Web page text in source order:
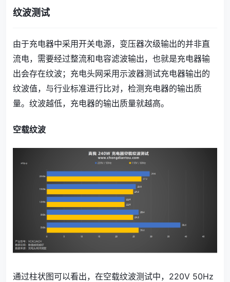
纹波测试
由于充电器中采用开关电源，变压器次级输出的并非直
流电，需要经过整流和电容滤波输出，也就是充电器输
出会存在纹波；充电头网采用示波器测试充电器输出的
纹波值，与行业标准进行比对，检测充电器的输出质
量。纹波越低，充电器的输出质量就越高。
空载纹波
通过柱状图可以看出，在空载纹波测试中，220V 50Hz